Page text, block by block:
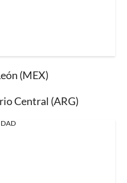
(MEX)
Central (ARG)